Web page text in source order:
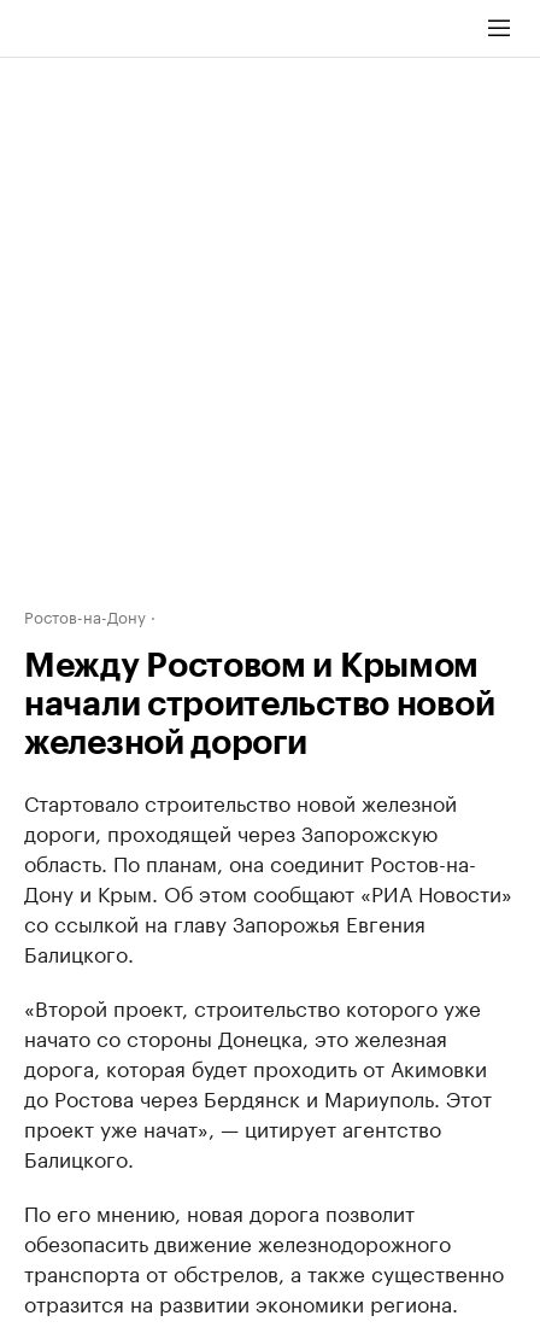
Ростов-на-Дону
Между Ростовом и Крымом
начали строительство новой
железной дороги
Стартовало строительство новой железной
дороги, проходящей через Запорожскую
область. По планам, она соединит Ростов-на-
Дону и Крым. Об этом сообщают «РИА Новости»
со ссылкой на главу Запорожья Евгения
Балицкого.
«Второй проект, строительство которого уже
начато со стороны Донецка, это железная
дорога, которая будет проходить от Акимовки
до Ростова через Бердянск и Мариуполь. Этот
проект уже начат», — цитирует агентство
Балицкого.
По его мнению, новая дорога позволит
обезопасить движение железнодорожного
транспорта от обстрелов, а также существенно
отразится на развитии экономики региона.